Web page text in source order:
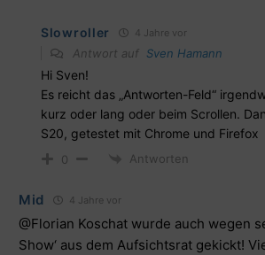
Slowroller 4 Jahre vor
Antwort auf Sven Hamann
Hi Sven!
Es reicht das „Antworten-Feld“
kurz oder lang oder beim Scrollen.
S20, getestet mit Chrome und Firefox
0 Antworten
Mid 4 Jahre vor
@Florian Koschat wurde auch wegen
Show‘ aus dem Aufsichtsrat gekickt!